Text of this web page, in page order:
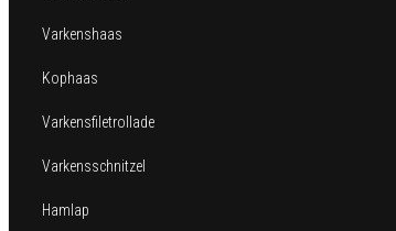
Varkenshaas
Kophaas
Varkensfiletrollade
Varkensschnitzel
Hamlap